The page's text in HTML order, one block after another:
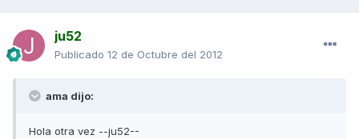
ju52
Publicado 12 de Octubre del 2012
ama dijo:
Hola otra vez --ju52--